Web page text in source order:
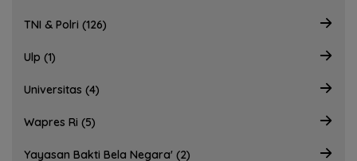
TNI & Polri (126)
Ulp (1)
Universitas (4)
Wapres Ri (5)
Yayasan Bakti Bela Negara' (2)